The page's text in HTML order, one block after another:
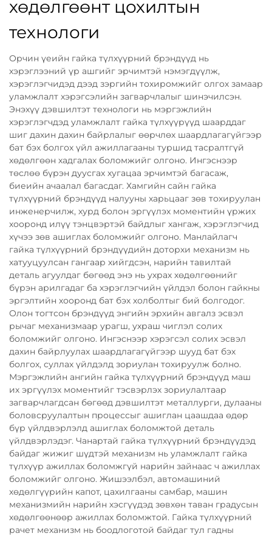
хөдөлгөөнт цохилтын
технологи
Орчин үеийн гайка түлхүүрний брэндүүд нь
хэрэглээний үр ашгийг эрчимтэй нэмэгдүүлж,
хэрэглэгчидэд дээд зэргийн тохиромжийг олгох замаар
уламжлалт хэрэгсэлийн загварчлалыг шинэчилсэн.
Энэхүү дэвшилтэт технологи нь мэргэжлийн
хэрэглэгчдэд уламжлалт гайка түлхүүрүүд шаарддаг
шиг дахин дахин байрлалыг өөрчлөх шаардлагагүйгээр
бат бэх болгох үйл ажиллагааны туршид тасралтгүй
хөдөлгөөн хадгалах боломжийг олгоно. Ингэснээр
төслөө бүрэн дуусгах хугацаа эрчимтэй багасаж,
биеийн ачаалал багасдаг. Хамгийн сайн гайка
түлхүүрний брэндүүд налууны харьцааг зөв тохируулан
инженерчилж, хурд болон эргүүлэх моментийн үржих
хооронд илүү тэнцвэртэй байдлыг хангаж, хэрэглэгчид
хүчээ зөв ашиглах боломжийг олгоно. Манлайлагч
гайка түлхүүрний брэндүүдийн доторхи механизм нь
хатууцуулсан гангаар хийгдсэн, нарийн тавилтай
деталь агуулдаг бөгөөд энэ нь ухрах хөдөлгөөнийг
бүрэн арилгадаг ба хэрэглэгчийн үйлдэл болон гайкны
эргэлтийн хооронд бат бэх холболтыг бий болгодог.
Олон тогтсон брэндүүд энгийн эрхийн авгалз эсвэл
рычаг механизмаар урагш, ухраш чиглэл солих
боломжийг олгоно. Ингэснээр хэрэгсэл солих эсвэл
дахин байрлуулах шаардлагагүйгээр шууд бат бэх
болгох, суллах үйлдэлд зориулан тохируулж болно.
Мэргэжлийн ангийн гайка түлхүүрний брэндүүд маш
их эргүүлэх моментийг тэсвэрлэх зориулалтаар
загварчлагдсан бөгөөд дэвшилтэт металлурги, дулааны
боловсруулалтын процессыг ашиглан цаашдаа өдөр
бүр үйлдвэрлэлд ашиглах боломжтой деталь
үйлдвэрлэдэг. Чанартай гайка түлхүүрний брэндүүдэд
байдаг жижиг шүдтэй механизм нь уламжлалт гайка
түлхүүр ажиллах боломжгүй нарийн зайнаас ч ажиллах
боломжийг олгоно. Жишээлбэл, автомашиний
хөдөлгүүрийн капот, цахилгааны самбар, машин
механизмийн нарийн хэсгүүдэд зөвхөн таван градусын
хөдөлгөөнөөр ажиллах боломжтой. Гайка түлхүүрний
рачет механизм нь боодлоготой байдаг тул гадны